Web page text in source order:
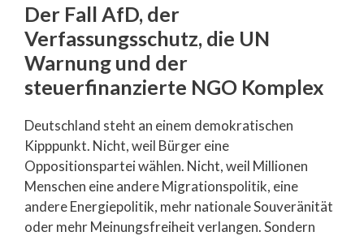
Der Fall AfD, der
Verfassungsschutz, die UN
Warnung und der
steuerfinanzierte NGO Komplex
Deutschland steht an einem demokratischen
Kipppunkt. Nicht, weil Bürger eine
Oppositionspartei wählen. Nicht, weil Millionen
Menschen eine andere Migrationspolitik, eine
andere Energiepolitik, mehr nationale Souveränität
oder mehr Meinungsfreiheit verlangen. Sondern